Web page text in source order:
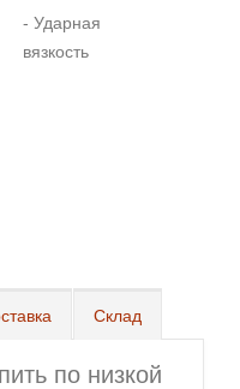
- Ударная
вязкость
Склад
по низкой